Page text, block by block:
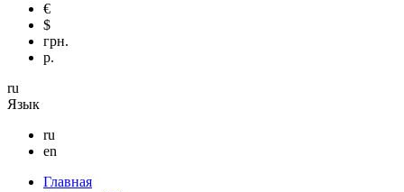
€
$
грн.
р.
ru
Язык
ru
en
Главная